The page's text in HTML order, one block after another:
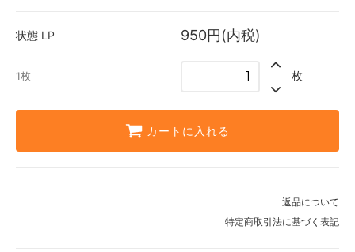
状態 LP 950円(内税)
1枚 枚
カートに入れる
返品について
特定商取引法に基づく表記